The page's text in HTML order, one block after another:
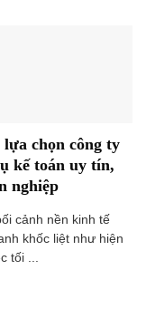
chọn công ty
kế toán uy tín,
nghiệp
cảnh nền kinh tế
khốc liệt như hiện
tối ...